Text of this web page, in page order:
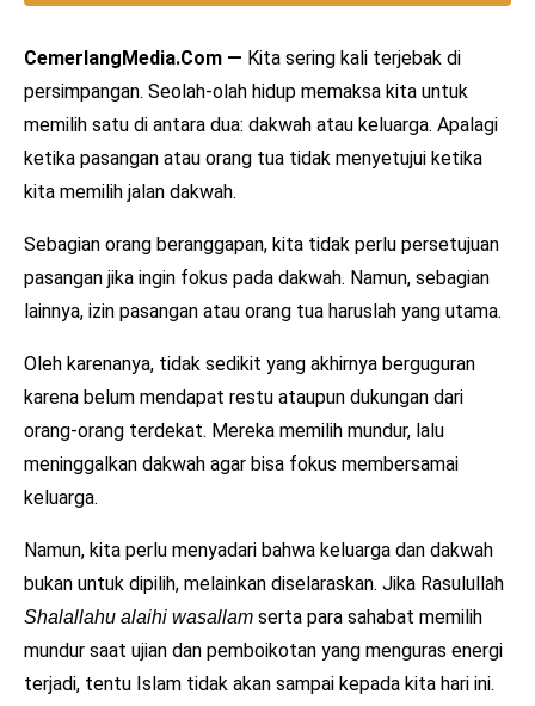
CemerlangMedia.Com — Kita sering kali terjebak di
persimpangan. Seolah-olah hidup memaksa kita untuk
memilih satu di antara dua: dakwah atau keluarga. Apalagi
ketika pasangan atau orang tua tidak menyetujui ketika
kita memilih jalan dakwah.
Sebagian orang beranggapan, kita tidak perlu persetujuan
pasangan jika ingin fokus pada dakwah. Namun, sebagian
lainnya, izin pasangan atau orang tua haruslah yang utama.
Oleh karenanya, tidak sedikit yang akhirnya berguguran
karena belum mendapat restu ataupun dukungan dari
orang-orang terdekat. Mereka memilih mundur, lalu
meninggalkan dakwah agar bisa fokus membersamai
keluarga.
Namun, kita perlu menyadari bahwa keluarga dan dakwah
bukan untuk dipilih, melainkan diselaraskan. Jika Rasulullah
Shalallahu alaihi wasallam serta para sahabat memilih
mundur saat ujian dan pemboikotan yang menguras energi
terjadi, tentu Islam tidak akan sampai kepada kita hari ini.